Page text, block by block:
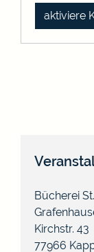
aktiviere
Bücherei
Kirchstr. 43
77966